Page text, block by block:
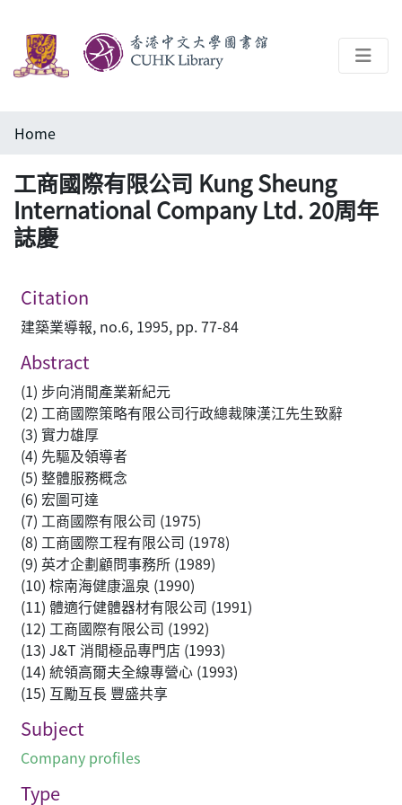
Architecture Library
Home
工商國際有限公司 Kung Sheung
International Company Ltd. 20周年
誌慶
Citation
建築業導報, no.6, 1995, pp. 77-84
Abstract
(1) 步向消閒產業新紀元
(2) 工商國際策略有限公司行政總裁陳漢江先生致辭
(3) 實力雄厚
(4) 先驅及領導者
(5) 整體服務概念
(6) 宏圖可達
(7) 工商國際有限公司 (1975)
(8) 工商國際工程有限公司 (1978)
(9) 英才企劃顧問事務所 (1989)
(10) 棕南海健康溫泉 (1990)
(11) 體適行健體器材有限公司 (1991)
(12) 工商國際有限公司 (1992)
(13) J&T 消閒極品專門店 (1993)
(14) 統領高爾夫全線專營心 (1993)
(15) 互勵互長 豐盛共享
Subject
Company profiles
Type